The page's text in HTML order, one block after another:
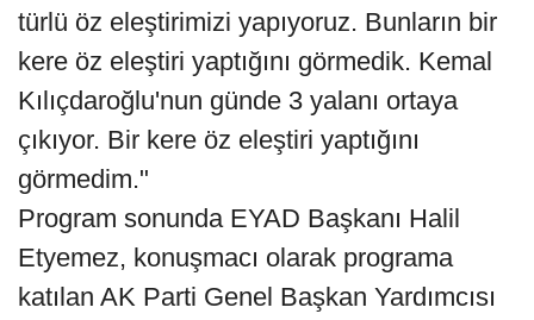
türlü öz eleştirimizi yapıyoruz. Bunların bir
kere öz eleştiri yaptığını görmedik. Kemal
Kılıçdaroğlu'nun günde 3 yalanı ortaya
çıkıyor. Bir kere öz eleştiri yaptığını
görmedim."
Program sonunda EYAD Başkanı Halil
Etyemez, konuşmacı olarak programa
katılan AK Parti Genel Başkan Yardımcısı